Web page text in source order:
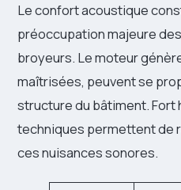
Le confort acoustique
préoccupation majeure
broyeurs. Le moteur
maîtrisées, peuvent se
structure du bâtiment.
techniques permettent de
ces nuisances sonores.